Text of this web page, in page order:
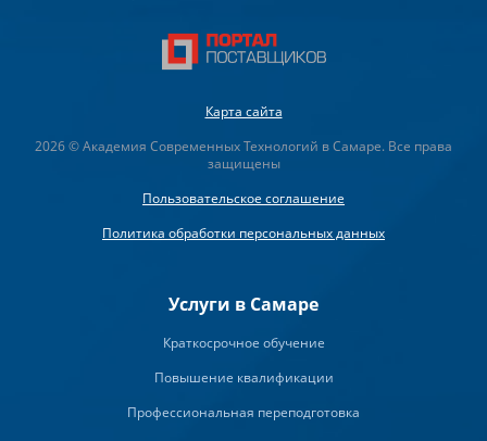
Карта сайта
2026 © Академия Современных Технологий в Самаре. Все права
защищены
Пользовательское соглашение
Политика обработки персональных данных
Услуги в Самаре
Краткосрочное обучение
Повышение квалификации
Профессиональная переподготовка